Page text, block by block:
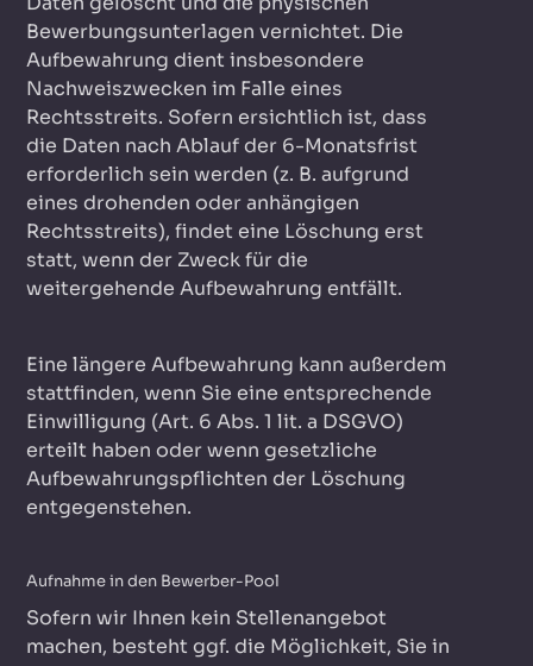
Bewerbungsunterlagen vernichtet. Die
Aufbewahrung dient insbesondere
Nachweiszwecken im Falle eines
Rechtsstreits. Sofern ersichtlich ist, dass
die Daten nach Ablauf der 6-Monatsfrist
erforderlich sein werden (z. B. aufgrund
eines drohenden oder anhängigen
Rechtsstreits), findet eine Löschung erst
statt, wenn der Zweck für die
weitergehende Aufbewahrung entfällt.
Eine längere Aufbewahrung kann außerdem
stattfinden, wenn Sie eine entsprechende
Einwilligung (Art. 6 Abs. 1 lit. a DSGVO)
erteilt haben oder wenn gesetzliche
Aufbewahrungspflichten der Löschung
entgegenstehen.
Aufnahme in den Bewerber-Pool
Sofern wir Ihnen kein Stellenangebot
machen, besteht ggf. die Möglichkeit, Sie in